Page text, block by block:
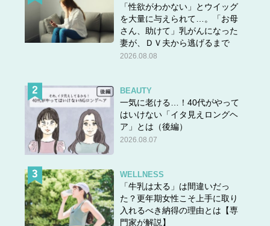
「性欲がわかない」とウイッグ
を大量に与えられて…。「お母
さん、助けて」乳がんになった
妻が、ＤＶ夫から逃げるまで
2026.08.08
BEAUTY
一気に老ける…！40代がやって
はいけない「イタ見えロングヘ
ア」とは（後編）
2026.08.07
WELLNESS
「牛乳は太る」は間違いだっ
た？更年期女性こそ上手に取り
入れるべき納得の理由とは【専
門家が解説】